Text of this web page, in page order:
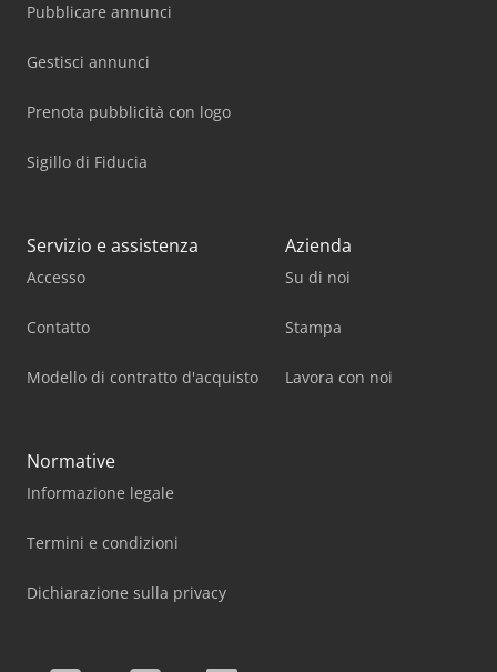
Pubblicare annunci
Gestisci annunci
Prenota pubblicità con logo
Sigillo di Fiducia
Servizio e assistenza
Accesso
Contatto
Modello di contratto d'acquisto
Azienda
Su di noi
Stampa
Lavora con noi
Normative
Informazione legale
Termini e condizioni
Dichiarazione sulla privacy